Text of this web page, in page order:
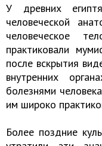
У древних
человеческой
человеческое
практиковали
после вскрытия
внутренних
болезнями
им широко
Более поздние